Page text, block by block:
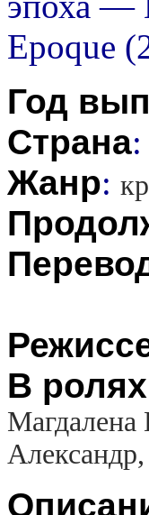
Год
Страна:
Жанр:
В ролях